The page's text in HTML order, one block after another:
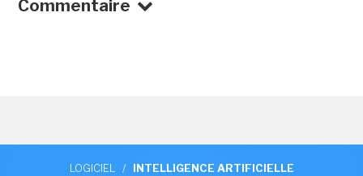
Commentaire
LOGICIEL / INTELLIGENCE ARTIFICIELLE